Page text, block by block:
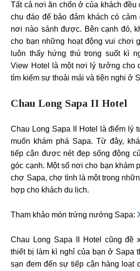
Tất cả nơi ăn chốn ở của khách đều
chu đáo để bảo đảm khách có cảm
nơi nào sánh được. Bên cạnh đó,
cho bạn những hoạt động vui chơi
luôn thấy hứng thú trong suốt kì
View Hotel là một nơi lý tưởng cho
tìm kiếm sự thoải mái và tiện nghi ở
Chau Long Sapa II Hotel
Chau Long Sapa II Hotel là điểm lý
muốn khám phá Sapa. Từ đây,
tiếp cận được nét đẹp sống động
góc cạnh. Một số nơi cho bạn khám
chợ Sapa, chợ tình là một trong
hợp cho khách du lịch.
Tham khảo món trứng nướng Sapa:
Chau Long Sapa II Hotel cũng đề
thiết bị làm kì nghỉ của bạn ở Sapa
sạn đem đến sự tiếp cận hàng loạt